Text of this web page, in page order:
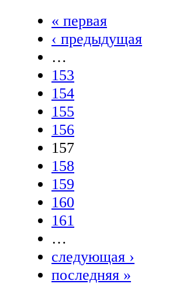
« первая
‹ предыдущая
…
153
154
155
156
157
158
159
160
161
…
следующая ›
последняя »